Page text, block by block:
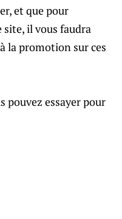
et que pour
il vous faudra
la promotion sur ces
pouvez essayer pour